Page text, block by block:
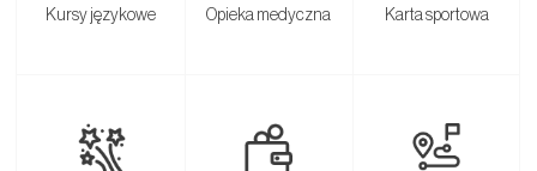
Kursy językowe Opieka medyczna Karta sportowa